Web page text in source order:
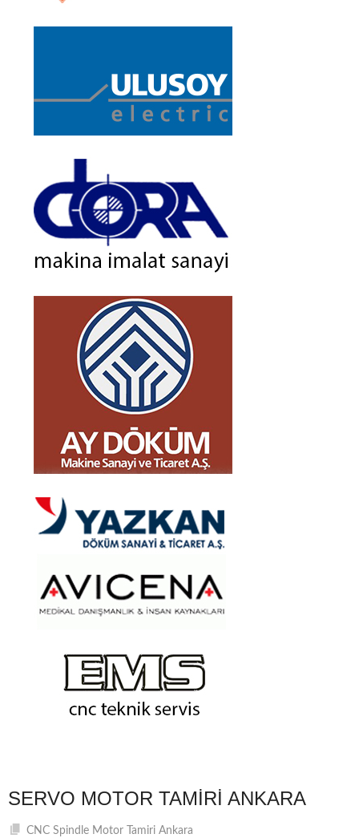
SERVO MOTOR TAMIRI ANKARA
CNC Spindle Motor Tamiri Ankara